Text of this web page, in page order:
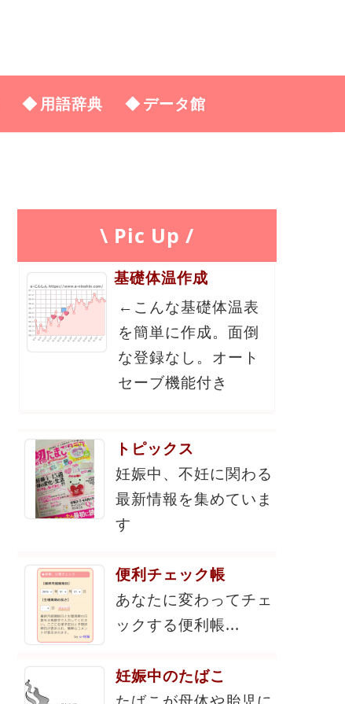
用語辞典 データ館
\ Pic Up /
基礎体温作成
←こんな基礎体温表
を簡単に作成。面倒
な登録なし。オート
セーブ機能付き
トピックス
妊娠中、不妊に関わる
最新情報を集めていま
す
便利チェック帳
あなたに変わってチェ
ックする便利帳...
妊娠中のたばこ